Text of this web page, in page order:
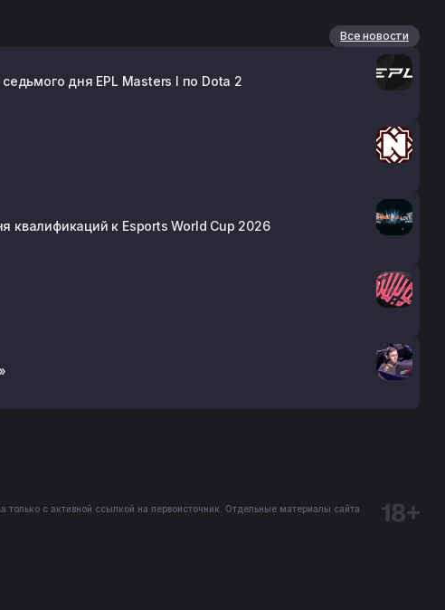
Все новости
дня EPL Masters I по Dota 2
квалификаций к Esports World Cup 2026
с активной ссылкой на первоисточник. Отдельные материалы сайта